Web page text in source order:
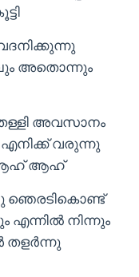
അതൊന്നും
അവസാനം
എനിക്ക് വരുന്നു
ആഹ് ആഹ്
ഞെരടികൊണ്ട്
നിന്നും
തളർന്നു